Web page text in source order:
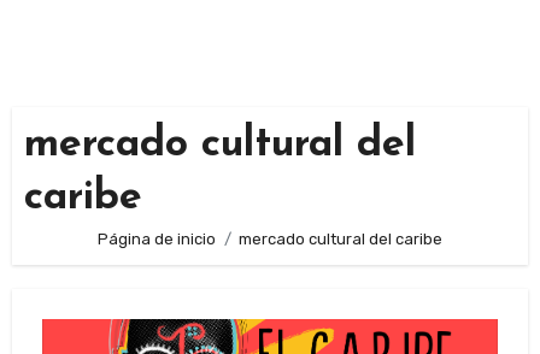
mercado cultural del
caribe
Página de inicio mercado cultural del caribe